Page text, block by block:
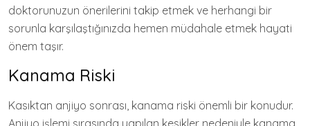
doktorunuzun önerilerini takip etmek ve herhangi bir
sorunla karşılaştığınızda hemen müdahale etmek hayati
önem taşır.
Kanama Riski
Kasıktan anjiyo sonrası, kanama riski önemli bir konudur.
Anjiyo işlemi sırasında yapılan kesikler nedeniyle kanama